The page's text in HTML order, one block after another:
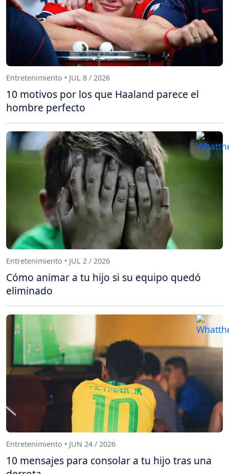
Entretenimiento • JUL 8 / 2026
10 motivos por los que Haaland parece el
hombre perfecto
Entretenimiento • JUL 2 / 2026
Cómo animar a tu hijo si su equipo quedó
eliminado
Entretenimiento • JUN 24 / 2026
10 mensajes para consolar a tu hijo tras una